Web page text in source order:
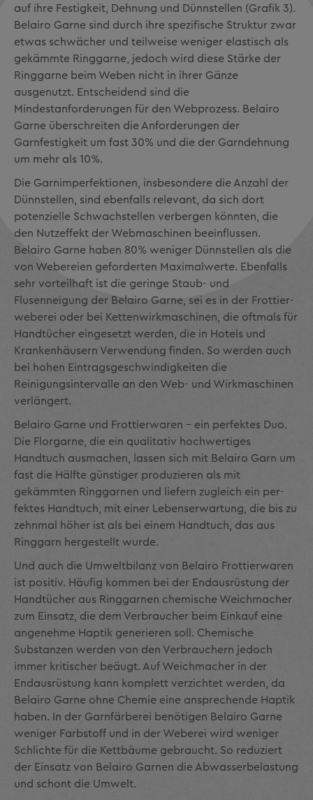
auf ihre Festigkeit, Dehnung und Dünnstellen (Grafik 3).
Belairo Garne sind durch ihre spezifische Struktur zwar
etwas schwächer und teilweise weniger elastisch als
gekämmte Ring­garne, jedoch wird diese Stärke der
Ringgarne beim Weben nicht in ihrer Gänze
ausgenutzt. Entscheidend sind die
Mindestanforderungen für den Webprozess. Belairo
Garne überschreiten die Anforderungen der
Garnfestigkeit um fast 30% und die der Garndehnung
um mehr als 10%.
Die Garnimperfektionen, insbesondere die Anzahl der
Dünnstellen, sind ebenfalls relevant, da sich dort
potenzielle Schwachstellen verbergen könnten, die
den Nutz­effekt der Webmaschinen beeinflussen.
Belairo Garne haben 80% weniger Dünn­stellen als die
von Webereien geforderten Maximalwerte. Ebenfalls
sehr vorteilhaft ist die geringe Staub- und
Flusenneigung der Belairo Garne, sei es in der Frottier­
weberei oder bei Kettenwirkmaschinen, die oftmals für
Handtücher eingesetzt wer­den, die in Hotels und
Krankenhäusern Verwendung finden. So werden auch
bei hohen Eintragsgeschwindigkeiten die
Reinigungsintervalle an den Web- und Wirk­maschinen
verlängert.
Belairo Garne und Frottierwaren – ein perfektes Duo.
Die Florgarne, die ein qualitativ hochwertiges
Handtuch ausmachen, lassen sich mit Belairo Garn um
fast die Hälfte günstiger produzieren als mit
gekämmten Ringgarnen und liefern zugleich ein per­
fektes Handtuch, mit einer Lebenserwartung, die bis zu
zehnmal höher ist als bei einem Handtuch, das aus
Ringgarn hergestellt wurde.
Und auch die Umweltbilanz von Belairo Frottierwaren
ist positiv. Häufig kommen bei der Endausrüstung der
Handtücher aus Ringgarnen chemische Weichmacher
zum Einsatz, die dem Verbraucher beim Einkauf eine
angenehme Haptik generieren soll. Chemische
Substanzen werden von den Verbrauchern jedoch
immer kritischer beäugt. Auf Weichmacher in der
Endausrüstung kann komplett verzichtet werden, da
Belairo Garne ohne Chemie eine ansprechende Haptik
haben. In der Garn­färberei benötigen Belairo Garne
weniger Farbstoff und in der Weberei wird weniger
Schlichte für die Kettbäume gebraucht. So reduziert
der Einsatz von Belairo Garnen die Abwasserbelastung
und schont die Umwelt.